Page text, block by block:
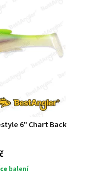
6" Chart Back
balení